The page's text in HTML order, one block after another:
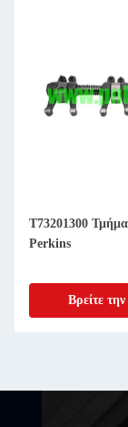
Τ73201300
Perkins
Βρείτε